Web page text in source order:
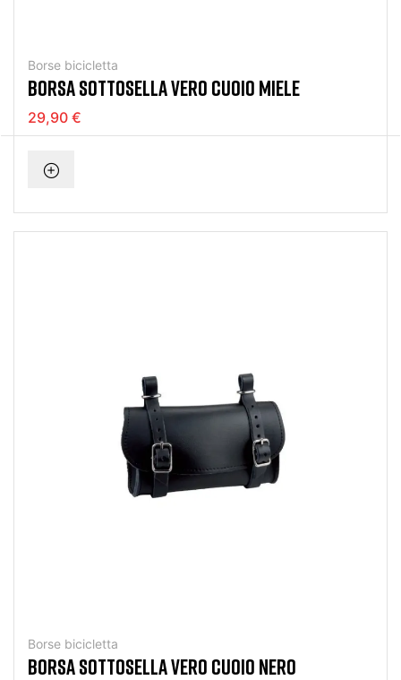
Borse bicicletta
BORSA SOTTOSELLA VERO CUOIO MIELE
29,90 €
Borse bicicletta
BORSA SOTTOSELLA VERO CUOIO NERO